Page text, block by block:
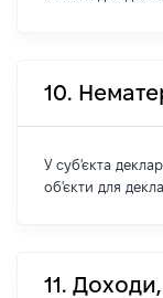
10.
У суб'єкта
об'єкти для
11.